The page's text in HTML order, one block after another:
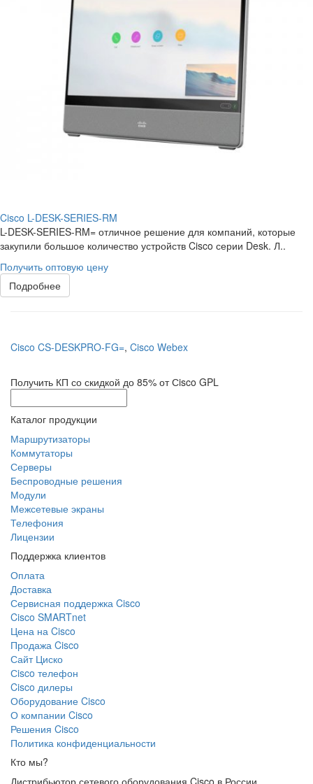
Cisco L-DESK-SERIES-RM
L-DESK-SERIES-RM= отличное решение для компаний, которые
закупили большое количество устройств Cisco серии Desk. Л..
Получить оптовую цену
Подробнее
Cisco CS-DESKPRO-FG=, Cisco Webex
Получить КП со скидкой до 85% от Сisco GPL
Каталог продукции
Маршрутизаторы
Коммутаторы
Серверы
Беспроводные решения
Модули
Межсетевые экраны
Телефония
Лицензии
Поддержка клиентов
Оплата
Доставка
Сервисная поддержка Cisco
Cisco SMARTnet
Цена на Cisco
Продажа Cisco
Сайт Циско
Сisco телефон
Cisco дилеры
Оборудование Cisco
О компании Cisco
Решения Cisco
Политика конфиденциальности
Кто мы?